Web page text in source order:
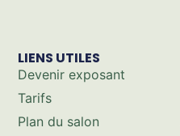
LIENS UTILES
Devenir exposant
Tarifs
Plan du salon